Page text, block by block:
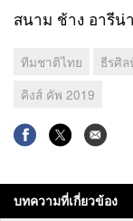
สนาม ช้าง อารีน่
ทีมชาติไทย ธีรศิ
คิงส์ คัพ 2019
บทความที่เกี่ยวข้อง